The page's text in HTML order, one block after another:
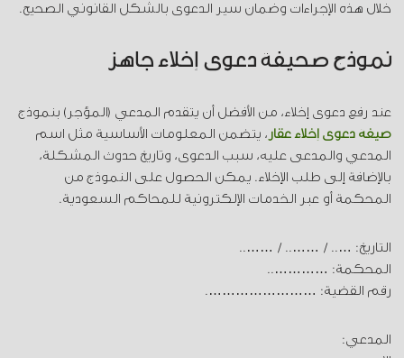
خلال هذه الإجراءات وضمان سير الدعوى بالشكل القانوني الصحيح.
نموذج صحيفة دعوى إخلاء جاهز
عند رفع دعوى إخلاء، من الأفضل أن يتقدم المدعي (المؤجر) بنموذج
صيغة دعوى إخلاء عقار ، يتضمن المعلومات الأساسية مثل اسم
المدعي والمدعى عليه، سبب الدعوى، وتاريخ حدوث المشكلة،
بالإضافة إلى طلب الإخلاء. يمكن الحصول على النموذج من
المحكمة أو عبر الخدمات الإلكترونية للمحاكم السعودية.
التاريخ: ….. / …….. / ……..
المحكمة: …………..
رقم القضية: …………………….
المدعي: